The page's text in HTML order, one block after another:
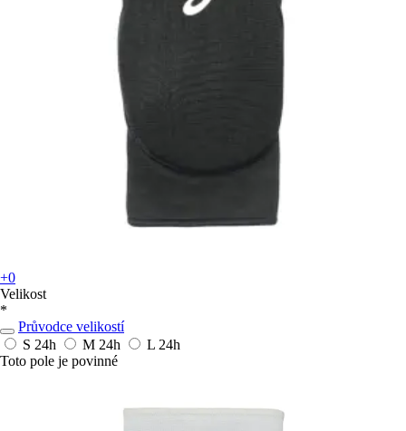
+0
Velikost
*
Průvodce velikostí
S 24h M 24h L 24h
Toto pole je povinné